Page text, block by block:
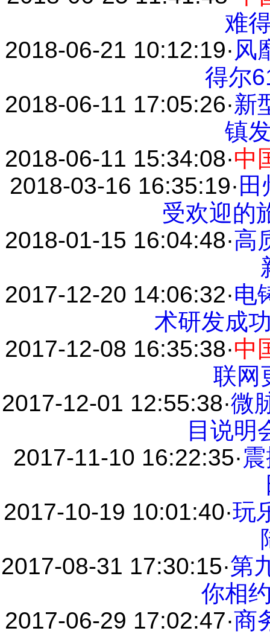
难
2018-06-21 10:12:19· 风
得尔
2018-06-11 17:05:26·新
镇
2018-06-11 15:34:08·中
2018-03-16 16:35:19·
受欢迎的
2018-01-15 16:04:48·高
2017-12-20 14:06:32·电
术研发成
2017-12-08 16:35:38·中
联网
2017-12-01 12:55:38·微
目说明
2017-11-10 16:22:35·
2017-10-19 10:01:40·玩
2017-08-31 17:30:15·第
你相
2017-06-29 17:02:47·商